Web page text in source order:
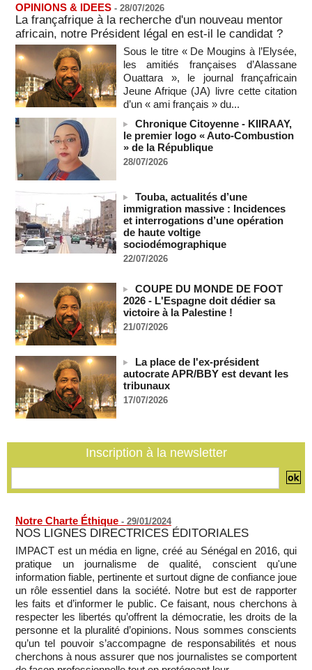
08/08/2026 -MOMO ALADJI
SENEGAL - Les Unes de la presse quotidienne du 8/9 août
2026
08/08/2026 -MOMO ALADJI
A Ceuta, les enfants migrants risquent d'être victimes de
maltraitance et d'exploitation, avertissent des ONG
07/08/2026 -
Les Bourses mondiales touchent des sommets après
l'emploi américain
07/08/2026 -
"Construction de la Grande Côte D'ivoire" : Le Président
Alassane Ouattara appelle à la contribution de toutes les forces
vives de la nation
Polémique à l’Assemblée nationale : Yaël Braun-Pivet se dit
"dépassée" par les critiques concernant le nouveau pavillon
07/08/2026 -
07/08/2026 -
Guinée-Bissau - Première visite de la médiation sénégalaise
après le sommet de la Cedeao
07/08/2026 -
Bénin: Patrice Talon élu président du Sénat, moins de trois
mois après son départ du pouvoir
07/08/2026 -
Mali-Algérie : le PM Maïga affirme qu’il n’y a « aucune
rupture diplomatique » entre les 2 pays
Journaliste libanaise tuée par Israël : Amnesty France
demande une enquête pour crime de guerre
OPINIONS & IDEES - 28/07/2026
La françafrique à la recherche d'un nouveau mentor
africain, notre Président légal en est-il le candidat ?
Sous le titre « De Mougins à l’Elysée,
les amitiés françaises d’Alassane
Ouattara », le journal françafricain
Jeune Afrique (JA) livre cette citation
d’un « ami français » du...
Chronique Citoyenne - KIIRAAY,
le premier logo « Auto-Combustion
» de la République
28/07/2026
Touba, actualités d’une
immigration massive : Incidences
et interrogations d’une opération
de haute voltige
sociodémographique
22/07/2026
COUPE DU MONDE DE FOOT
2026 - L'Espagne doit dédier sa
victoire à la Palestine !
21/07/2026
La place de l'ex-président
autocrate APR/BBY est devant les
tribunaux
17/07/2026
Inscription à la newsletter
Notre Charte Éthique - 29/01/2024
NOS LIGNES DIRECTRICES ÉDITORIALES
IMPACT est un média en ligne, créé au Sénégal en 2016, qui
pratique un journalisme de qualité, conscient qu'une
information fiable, pertinente et surtout digne de confiance joue
un rôle essentiel dans la société. Notre but est de rapporter
les faits et d’informer le public. Ce faisant, nous cherchons à
respecter les libertés qu’offrent la démocratie, les droits de la
personne et la pluralité d’opinions. Nous sommes conscients
qu’un tel pouvoir s’accompagne de responsabilités et nous
cherchons à nous assurer que nos journalistes se comportent